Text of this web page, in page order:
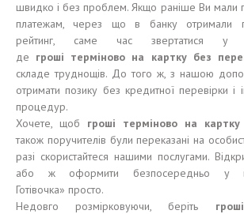
швидко і без проблем. Якщо раніше Ви мали
платежам, через що в банку отримали
рейтинг, саме час звертатися у
де гроші терміново на картку без пере
складе труднощів. До того ж, з нашою
отримати позику без кредитної перевірки і
процедур.
Хочете, щоб гроші терміново на картку
також поручителів були переказані на
разі скористайтеся нашими послугами.
або ж оформити безпосередньо у
Готівочка» просто.
Недовго розмірковуючи, беріть гроші